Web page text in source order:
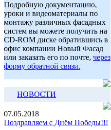
Подробную документацию,
уроки и видеоматериалы по
монтажу различных фасадных
систем вы можете получить на
CD-ROM диске обратившись в
офис компании Новый Фасад
или заказать его по почте, через
форму обратной связи.
НОВОСТИ
07.05.2018
Поздравляем с Днём Победы!!!